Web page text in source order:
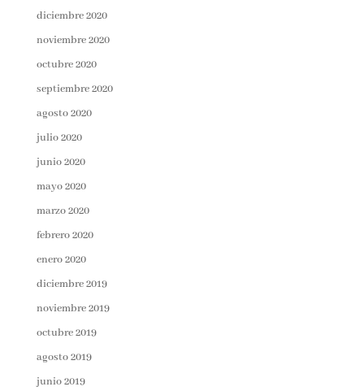
diciembre 2020
noviembre 2020
octubre 2020
septiembre 2020
agosto 2020
julio 2020
junio 2020
mayo 2020
marzo 2020
febrero 2020
enero 2020
diciembre 2019
noviembre 2019
octubre 2019
agosto 2019
junio 2019